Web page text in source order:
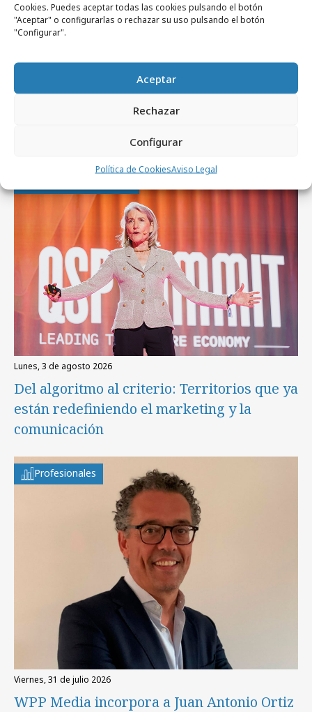
Cookies. Puedes aceptar todas las cookies pulsando el botón
"Aceptar" o configurarlas o rechazar su uso pulsando el botón
"Configurar".
Aceptar
Rechazar
Configurar
Política de CookiesAviso Legal
Campañas
lunes, 15 de julio 2013
Home invasion
Artículos recientes
lunes, 3 de agosto 2026
Del algoritmo al criterio: Territorios que ya
están redefiniendo el marketing y la
comunicación
Profesionales
viernes, 31 de julio 2026
WPP Media incorpora a Juan Antonio Ortiz